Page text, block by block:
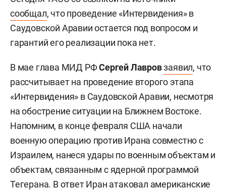
сообщал, что проведение «Интервидения» в
Саудовской Аравии остается под вопросом и
гарантий его реализации пока нет.
В мае глава МИД РФСергей Лавровзаявил, что
рассчитывает на проведение второго этапа
«Интервидения» в Саудовской Аравии, несмотря
на обострение ситуации на Ближнем Востоке.
Напомним, в конце февраля США начали
военную операцию против Ирана совместно с
Израилем, нанеся удары по военным объектам и
объектам, связанным с ядерной программой
Тегерана. В ответ Иран атаковал американские